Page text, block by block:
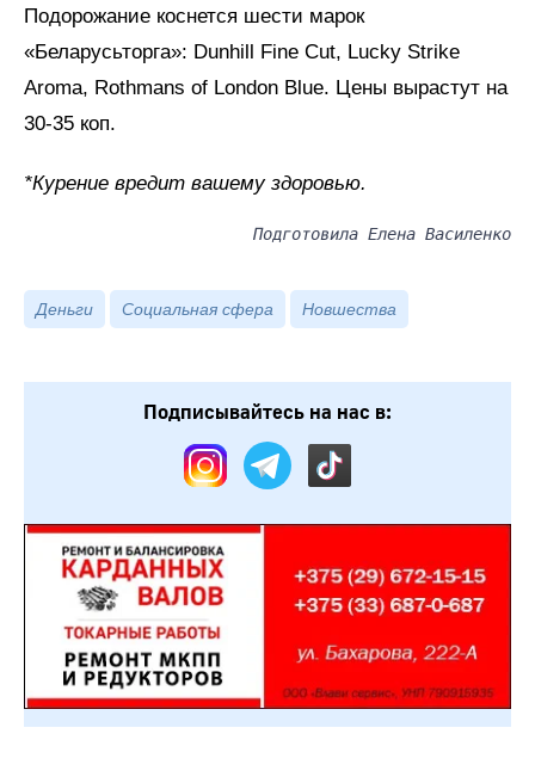
Подорожание коснется шести марок
«Беларусьторга»: Dunhill Fine Cut, Lucky Strike
Aroma, Rothmans of London Blue. Цены вырастут на
30-35 коп.
*Курение вредит вашему здоровью.
Подготовила Елена Василенко
Деньги Социальная сфера Новшества
Подписывайтесь на нас в: